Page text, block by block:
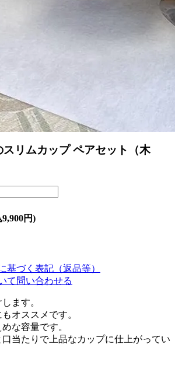
リムカップ ペアセット（木
円)
基づく表記（返品等）
て問い合わせる
ます。
オススメです。
な容量です。
当たりで上品なカップに仕上がってい